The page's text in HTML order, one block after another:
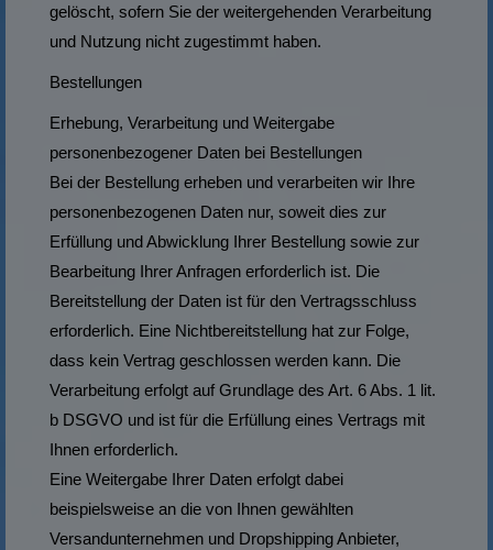
gelöscht, sofern Sie der weitergehenden Verarbeitung
und Nutzung nicht zugestimmt haben.
Bestellungen
Erhebung, Verarbeitung und Weitergabe
personenbezogener Daten bei Bestellungen
Bei der Bestellung erheben und verarbeiten wir Ihre
personenbezogenen Daten nur, soweit dies zur
Erfüllung und Abwicklung Ihrer Bestellung sowie zur
Bearbeitung Ihrer Anfragen erforderlich ist. Die
Bereitstellung der Daten ist für den Vertragsschluss
erforderlich. Eine Nichtbereitstellung hat zur Folge,
dass kein Vertrag geschlossen werden kann. Die
Verarbeitung erfolgt auf Grundlage des Art. 6 Abs. 1 lit.
b DSGVO und ist für die Erfüllung eines Vertrags mit
Ihnen erforderlich.
Eine Weitergabe Ihrer Daten erfolgt dabei
beispielsweise an die von Ihnen gewählten
Versandunternehmen und Dropshipping Anbieter,